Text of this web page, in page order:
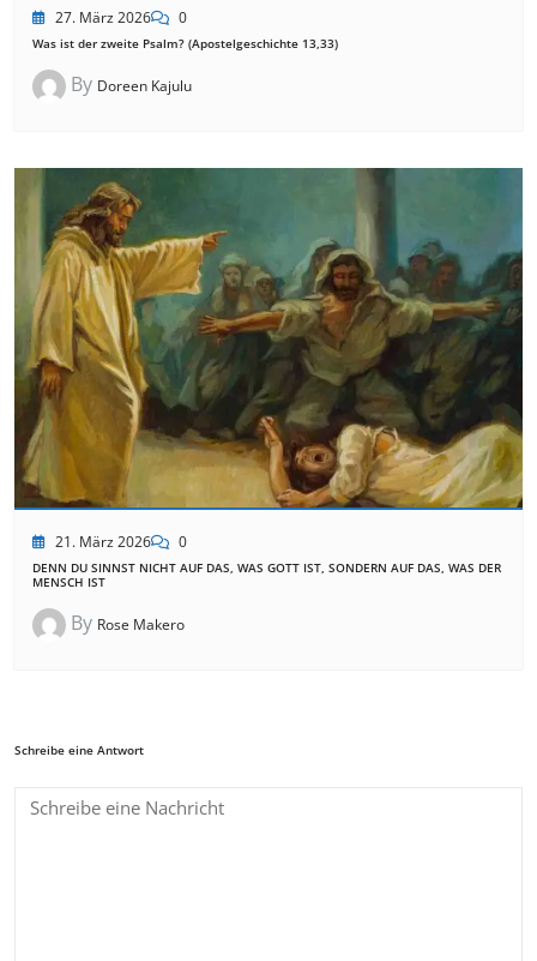
27. März 2026 0
Was ist der zweite Psalm? (Apostelgeschichte 13,33)
By Doreen Kajulu
21. März 2026 0
DENN DU SINNST NICHT AUF DAS, WAS GOTT IST, SONDERN AUF DAS, WAS DER
MENSCH IST
By Rose Makero
Schreibe eine Antwort